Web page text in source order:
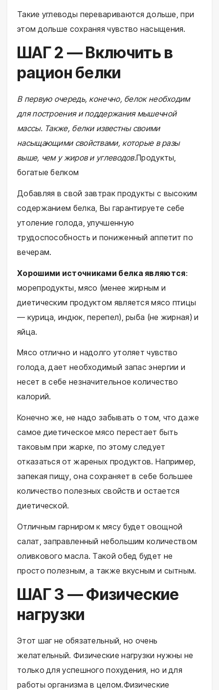
Такие углеводы перевариваются дольше, при
этом дольше сохраняя чувство насыщения.
ШАГ 2 — Включить в
рацион белки
В первую очередь, конечно, белок необходим
для построения и поддержания мышечной
массы. Также, белки известны своими
насыщающими свойствами, которые в разы
выше, чем у жиров и углеводов.Продукты,
богатые белком
Добавляя в свой завтрак продукты с высоким
содержанием белка, Вы гарантируете себе
утоление голода, улучшенную
трудоспособность и пониженный аппетит по
вечерам.
Хорошими источниками белка являются:
морепродукты, мясо (менее жирным и
диетическим продуктом является мясо птицы
— курица, индюк, перепел), рыба (не жирная) и
яйца.
Мясо отлично и надолго утоляет чувство
голода, дает необходимый запас энергии и
несет в себе незначительное количество
калорий.
Конечно же, не надо забывать о том, что даже
самое диетическое мясо перестает быть
таковым при жарке, по этому следует
отказаться от жареных продуктов. Например,
запекая пищу, она сохраняет в себе большее
количество полезных свойств и остается
диетической.
Отличным гарниром к мясу будет овощной
салат, заправленный небольшим количеством
оливкового масла. Такой обед будет не
просто полезным, а также вкусным и сытным.
ШАГ 3 — Физические
нагрузки
Этот шаг не обязательный, но очень
желательный. Физические нагрузки нужны не
только для успешного похудения, но и для
работы организма в целом.Физические